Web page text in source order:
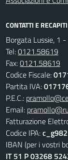
CONTATTI E RECAPITI
Borgata Lussie, 1
Tel:0121.58619
Fax:0121.58619
Codice Fiscale:
Partita IVA:
P.E.C.:
Email:
Fatturazione
Codice IPA:c_g982
IBAN (per i vostri
IT 51 P 03268